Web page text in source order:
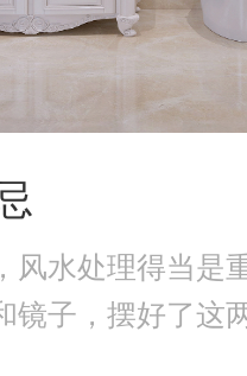
风水处理得当是
镜子，摆好了这